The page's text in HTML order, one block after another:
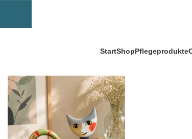
StartShopPflegeprodukte
Produkte verschlagwortet mit „Katze“